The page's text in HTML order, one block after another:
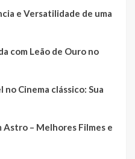
e Versatilidade de uma
com Leão de Ouro no
no Cinema clássico: Sua
Astro – Melhores Filmes e